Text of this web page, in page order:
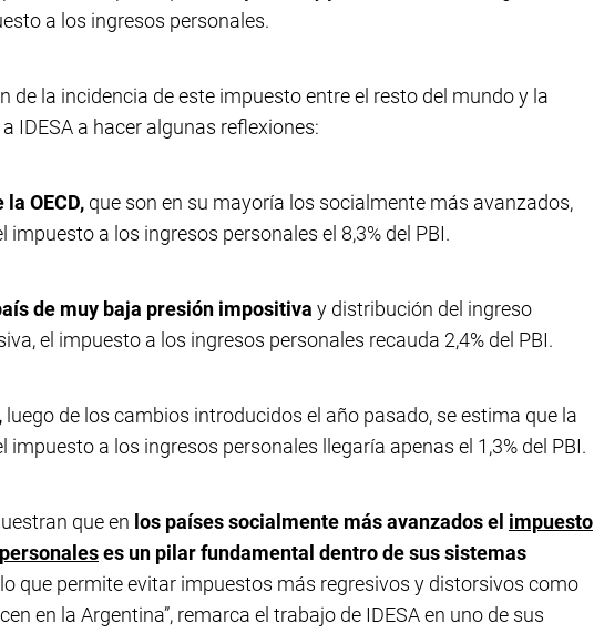
a los ingresos personales.
de la incidencia de este impuesto entre el resto del mundo y la
IDESA a hacer algunas reflexiones:
OECD, que son en su mayoría los socialmente más avanzados,
impuesto a los ingresos personales el 8,3% del PBI.
de muy baja presión impositiva y distribución del ingreso
el impuesto a los ingresos personales recauda 2,4% del PBI.
luego de los cambios introducidos el año pasado, se estima que la
impuesto a los ingresos personales llegaría apenas el 1,3% del PBI.
que en los países socialmente más avanzados el impuesto
es un pilar fundamental dentro de sus sistemas
que permite evitar impuestos más regresivos y distorsivos como
en la Argentina”, remarca el trabajo de IDESA en uno de sus